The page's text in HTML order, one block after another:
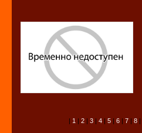
| 1 | 2 | 3 | 4 | 5 | 6 | 7 | 8 |